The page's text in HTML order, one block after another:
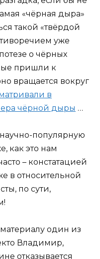
«чёрная дыра»
такой «твёрдой
уже
о чёрных
пришли к
вращается вокруг
в
чёрной дыры …
популярную
как это нам
– констатацией
в относительной
по сути,
один из
Владимир,
отказывается